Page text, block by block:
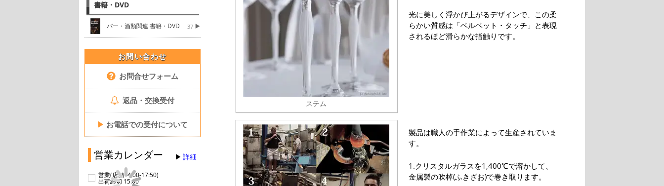
書籍・DVD
バー・酒類関連 書籍・DVD 37
お問い合わせ
お問合せフォーム
返品・交換受付
▶ お電話での受付について
営業カレンダー 詳細
営業(店舗14:00-17:50)
出荷締切 15:00
ステム
光に美しく浮かび上がるデザインで、この柔
らかい質感は「ベルベット・タッチ」と表現
されるほど滑らかな指触りです。
製品は職人の手作業によって生産されていま
す。
1.クリスタルガラスを1,400℃で溶かして、
金属製の吹棹(ふきざお)で巻き取ります。